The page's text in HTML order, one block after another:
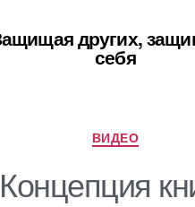
других,
себя
Рубрики
ВИДЕО
Концепция